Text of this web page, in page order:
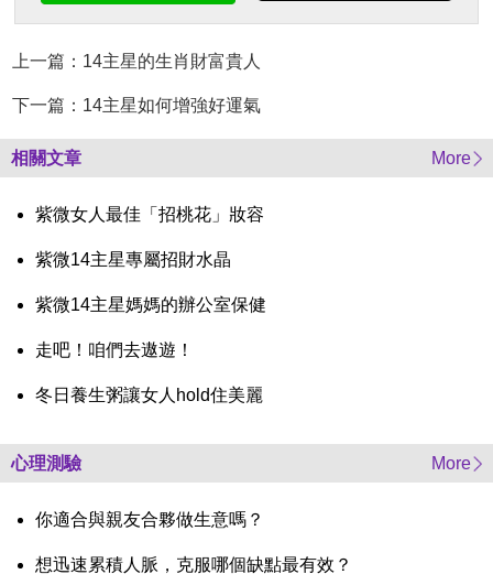
上一篇：14主星的生肖財富貴人
下一篇：14主星如何增強好運氣
相關文章 More
紫微女人最佳「招桃花」妝容
紫微14主星專屬招財水晶
紫微14主星媽媽的辦公室保健
走吧！咱們去遨遊！
冬日養生粥讓女人hold住美麗
心理測驗 More
你適合與親友合夥做生意嗎？
想迅速累積人脈，克服哪個缺點最有效？